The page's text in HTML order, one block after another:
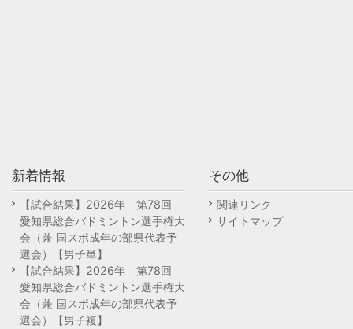
新着情報
【試合結果】2026年 第78回
愛知県総合バドミントン選手権大
会（兼 国スポ成年の部県代表予
選会）【男子単】
【試合結果】2026年 第78回
愛知県総合バドミントン選手権大
会（兼 国スポ成年の部県代表予
選会）【男子複】
その他
関連リンク
サイトマップ